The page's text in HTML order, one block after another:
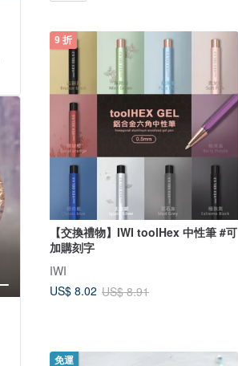
9 折
【交換禮物】IWI toolHex 中性筆 #可
加購刻字
IWI
US$ 8.02 US$ 8.91
免運